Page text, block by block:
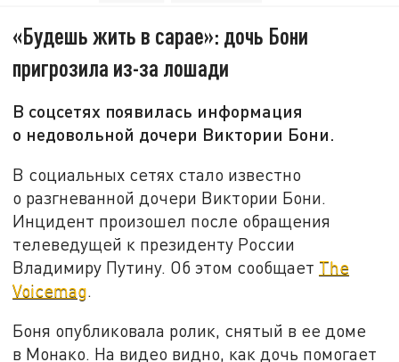
«Будешь жить в сарае»: дочь Бони
пригрозила из-за лошади
В соцсетях появилась информация
о недовольной дочери Виктории Бони.
В социальных сетях стало известно
о разгневанной дочери Виктории Бони.
Инцидент произошел после обращения
телеведущей к президенту России
Владимиру Путину. Об этом сообщает The
Voicemag.
Боня опубликовала ролик, снятый в ее доме
в Монако. На видео видно, как дочь помогает